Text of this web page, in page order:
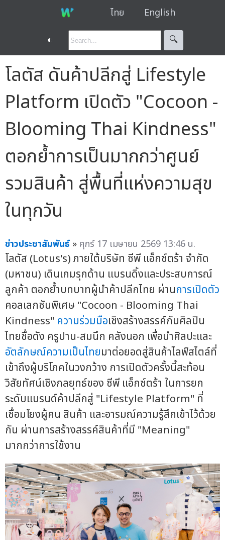
ไทย English
◐ 🔍︎
โลตัส ดันค้าปลีกสู่ Lifestyle
Platform เปิดตัว "Cocoon -
Blooming Thai Kindness"
ตอกย้ำการเป็นมากกว่าศูนย์
รวมสินค้า สู่พื้นที่แห่งความสุข
ในทุกวัน
ข่าวประชาสัมพันธ์ » ศุกร์ 17 เมษายน 2569 13:46 น.
โลตัส (Lotus's) ภายใต้บริษัท ซีพี แอ็กซ์ตร้า จำกัด
(มหาชน) เดินเกมรุกด้าน แบรนดิ้งและประสบการณ์
ลูกค้า ตอกย้ำบทบาทผู้นำค้าปลีกไทย ผ่านการเปิดตัว
คอลเลกชันพิเศษ "Cocoon - Blooming Thai
Kindness" ความร่วมมือเชิงสร้างสรรค์กับศิลปิน
ไทยชื่อดัง ครูปาน-สมนึก คลังนอก เพื่อนำศิลปะและ
อัตลักษณ์ความเป็นไทยมาต่อยอดสู่สินค้าไลฟ์สไตล์ที่
เข้าถึงผู้บริโภคในวงกว้าง การเปิดตัวครั้งนี้สะท้อน
วิสัยทัศน์เชิงกลยุทธ์ของ ซีพี แอ็กซ์ตร้า ในการยก
ระดับแบรนด์ค้าปลีกสู่ "Lifestyle Platform" ที่
เชื่อมโยงผู้คน สินค้า และอารมณ์ความรู้สึกเข้าไว้ด้วย
กัน ผ่านการสร้างสรรค์สินค้าที่มี "Meaning"
มากกว่าการใช้งาน